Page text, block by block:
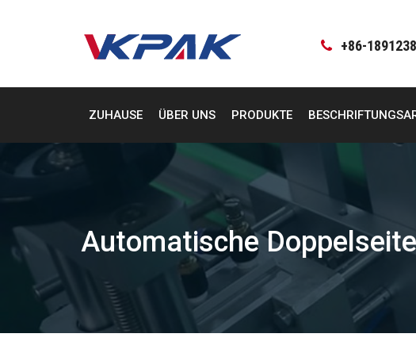
+86-
ZUHAUSE ÜBER UNS PRODUKTE
Automatische